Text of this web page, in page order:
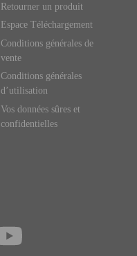
Retourner un produit
Espace Téléchargement
Conditions générales de
vente
Conditions générales
d’utilisation
Vos données sûres et
confidentielles